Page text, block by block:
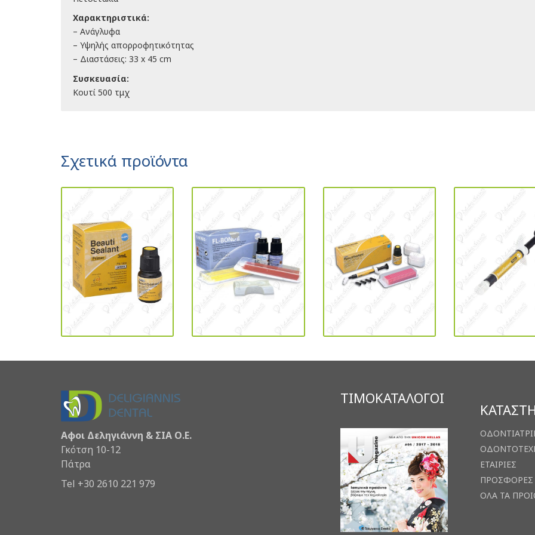
Χαρακτηριστικά:
– Ανάγλυφα
– Υψηλής απορροφητικότητας
– Διαστάσεις: 33 x 45 cm
Συσκευασία:
Κουτί 500 τμχ
Σχετικά προϊόντα
Αφοι Δεληγιάννη & ΣΙΑ Ο.Ε.
Γκότση 10-12
Πάτρα
Tel +30 2610 221 979
ΤΙΜΟΚΑΤΑΛΟΓΟΙ
ΕΤΑΙΡΙΕΣ
ΠΡΟΣΦΟΡΕΣ
ΟΛΑ ΤΑ